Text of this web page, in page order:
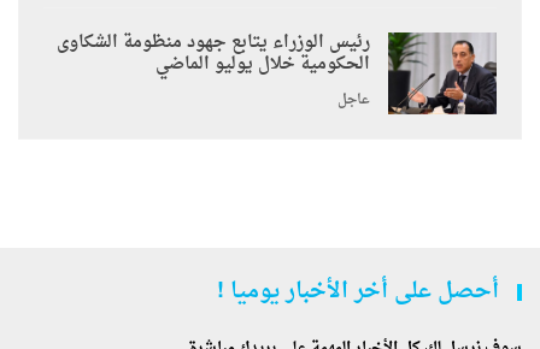
رئيس الوزراء يتابع جهود منظومة الشكاوى
الحكومية خلال يوليو الماضي
عاجل
أحصل على أخر الأخبار يوميا !